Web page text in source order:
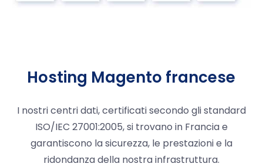
Hosting Magento francese
I nostri centri dati, certificati secondo gli standard
ISO/IEC 27001:2005, si trovano in Francia e
garantiscono la sicurezza, le prestazioni e la
ridondanza della nostra infrastruttura.